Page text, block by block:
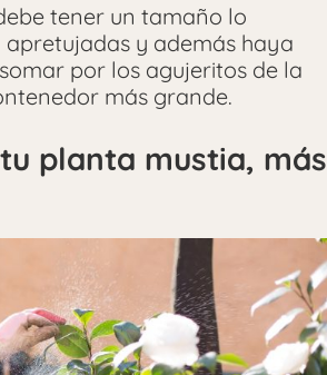
tener un tamaño lo
y además haya
por los agujeritos de la
más grande.
planta mustia, más